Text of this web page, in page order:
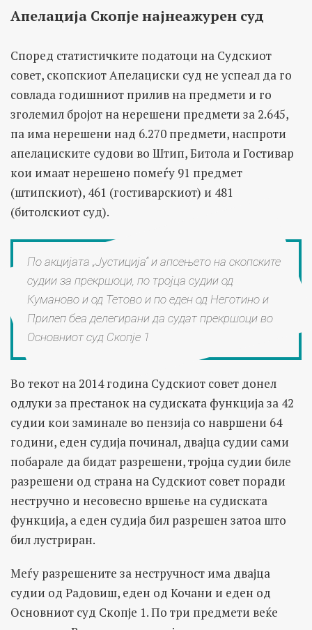
Апелација Скопје најнеажурен суд
Според статистичките податоци на Судскиот
совет, скопскиот Апелациски суд не успеал да го
совлада годишниот прилив на предмети и го
зголемил бројот на нерешени предмети за 2.645,
па има нерешени над 6.270 предмети, наспроти
апелациските судови во Штип, Битола и Гостивар
кои имаат нерешено помеѓу 91 предмет
(штипскиот), 461 (гостиварскиот) и 481
(битолскиот суд).
По акцијата „Јустиција“ и апсењето на скопските
судии за прекршоци, по тројца судии од
Куманово и од Тетово и по еден од Неготино и
Прилеп беа делегирани да судат прекршоци во
Основниот суд Скопје 1
Во текот на 2014 година Судскиот совет донел
одлуки за престанок на судиската функција за 42
судии кои заминале во пензија со навршени 64
години, еден судија починал, двајца судии сами
побарале да бидат разрешени, тројца судии биле
разрешени од страна на Судскиот совет поради
нестручно и несовесно вршење на судиската
функција, а еден судија бил разрешен затоа што
бил лустриран.
Меѓу разрешените за нестручност има двајца
судии од Радовиш, еден од Кочани и еден од
Основниот суд Скопје 1. По три предмети веќе